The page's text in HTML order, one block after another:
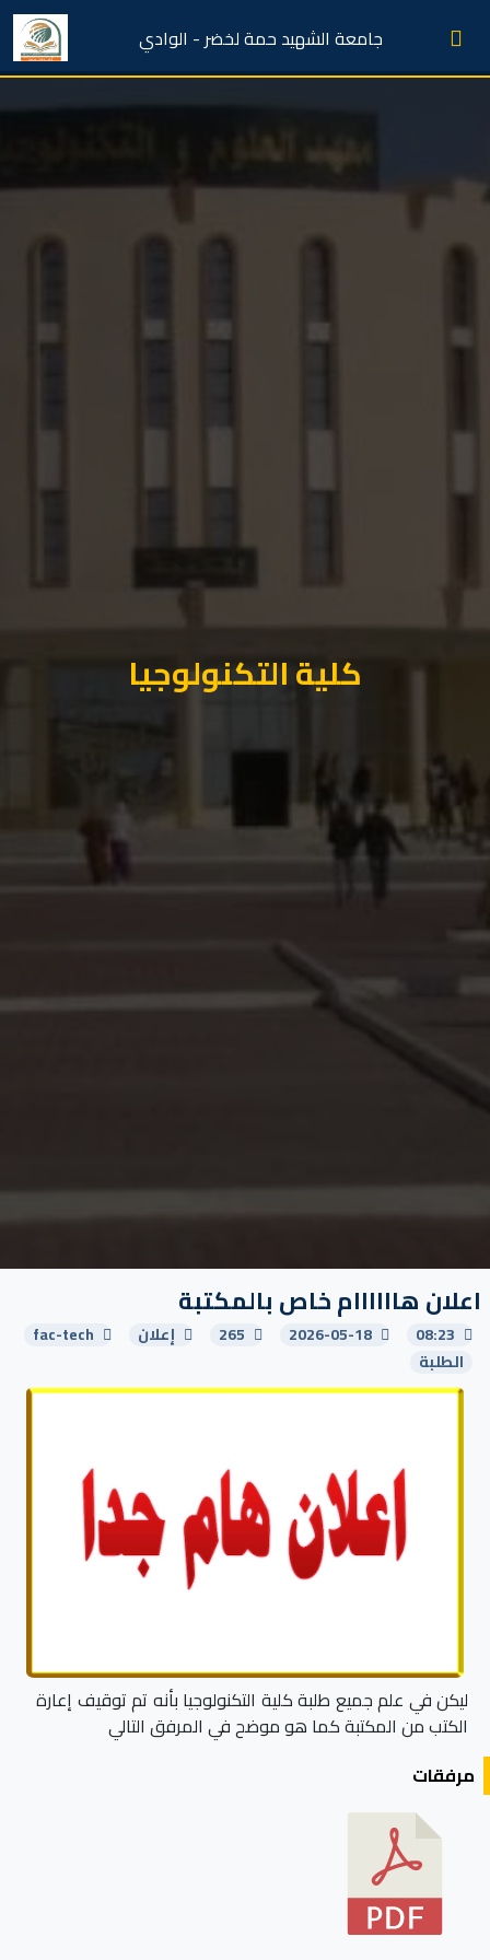
جامعة الشهيد حمة لخضر - الوادي
كلية التكنولوجيا
اعلان هاااااام خاص بالمكتبة
08:23
2026-05-18
265 إعلان
fac-tech
الطلبة
ليكن في علم جميع طلبة كلية التكنولوجيا بأنه تم توقيف إعارة
الكتب من المكتبة كما هو موضح في المرفق التالي
مرفقات